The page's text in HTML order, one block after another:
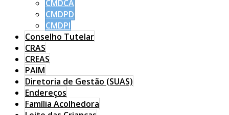
CMDCA
CMDPD
CMDPI
Conselho Tutelar
CRAS
CREAS
PAIM
Diretoria de Gestão (SUAS)
Endereços
Família Acolhedora